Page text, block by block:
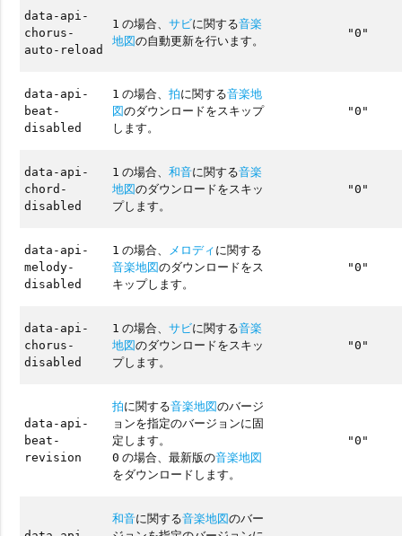
data-api-
chorus-
auto-reload
1 の場合、サビに関する音楽
地図の自動更新を行います。
"0"
data-api-
beat-
disabled
1 の場合、拍に関する音楽地
図のダウンロードをスキップ
します。
"0"
data-api-
chord-
disabled
1 の場合、和音に関する音楽
地図のダウンロードをスキッ
プします。
"0"
data-api-
melody-
disabled
1 の場合、 メロディに関する
音楽地図のダウンロードをス
キップします。
"0"
data-api-
chorus-
disabled
1 の場合、サビに関する音楽
地図のダウンロードをスキッ
プします。
"0"
data-api-
beat-
revision
拍に関する音楽地図のバージ
ョンを指定のバージョンに固
定します。
0 の場合、最新版の音楽地図
をダウンロードします。
"0"
和音に関する音楽地図のバー